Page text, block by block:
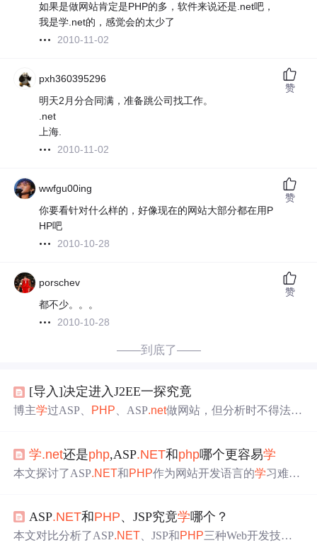
如果是做网站肯定是PHP的多，软件来说还是.net吧，
我是学.net的，感觉会的太少了
2010-11-02
pxh360395296
明天2月分合同满，准备跳公司找工作。
.net
上海.
2010-11-02
赞
wwfgu00ing
你要看针对什么样的，好像现在的网站大部分都在用P
HP吧
2010-10-28
赞
porschev
都不少。。。
2010-10-28
赞
——到底了——
[导入]决定进入J2EE一探究竟
博主学过ASP、 PHP 、ASP.net做网站，但分析时不得法，
对诸多专业名词感到头疼，仍希望早日找到感觉。
学.net还是php,ASP.NET和php哪个更容易学
本文探讨了ASP.NET和PHP作为网站开发语言的学习难
下，PHP语法简单，上手快速，尤其适合初
者都相对容易学 习，但对于新手来说，.NET可能因为其强
ASP.NET和PHP、JSP究竟学哪个？
本文对比分析了ASP.NET 、JSP和PHP三种Web开发技术